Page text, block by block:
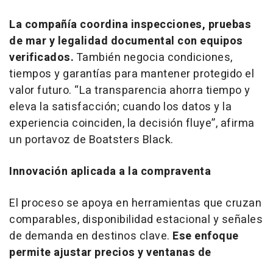
La compañía coordina inspecciones, pruebas
de mar y legalidad documental con equipos
verificados. También negocia condiciones,
tiempos y garantías para mantener protegido el
valor futuro. “La transparencia ahorra tiempo y
eleva la satisfacción; cuando los datos y la
experiencia coinciden, la decisión fluye”, afirma
un portavoz de Boatsters Black.
Innovación aplicada a la compraventa
El proceso se apoya en herramientas que cruzan
comparables, disponibilidad estacional y señales
de demanda en destinos clave. Ese enfoque
permite ajustar precios y ventanas de